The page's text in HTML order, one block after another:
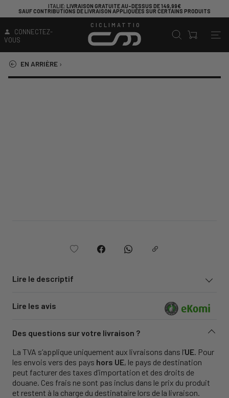
ITALIE: LIVRAISON GRATUITE AU-DESSUS DE 149,99€
SAUF CONTRIBUTIONS DE LIVRAISON APPLIQUÉES SUR CERTAINS PRODUITS
CONNECTEZ-
VOUS
CICLIMATTIO
EN ARRIÈRE ›
Lire le descriptif
Lire les avis
Des questions sur votre livraison ?
La TVA s’applique uniquement aux livraisons dans l’UE . Pour
les envois vers des pays hors UE, le pays de destination
peut facturer des taxes d’importation et des droits de
douane. Ces frais ne sont pas inclus dans le prix du produit
et restent à la charge du destinataire lors de la livraison.